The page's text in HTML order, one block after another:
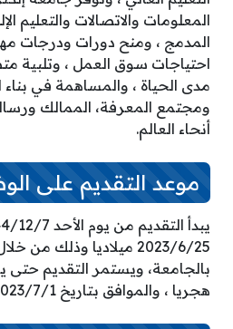
المعلومات والاتصالات والتعليم
المدمج ، ومنح دورات ودرجات
احتياجات سوق العمل ، وتلبية
مدى الحياة ، والمساهمة في بناء
ومجتمع المعرفة، الممالك
أنحاء العالم.
موعد التقديم على
2023/6/25 ميلاديا وذلك
هجريا ، والموافق بتاريخ 2023/7/1 ميلاديا.